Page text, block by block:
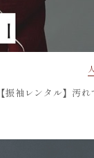
【振袖レンタル】汚